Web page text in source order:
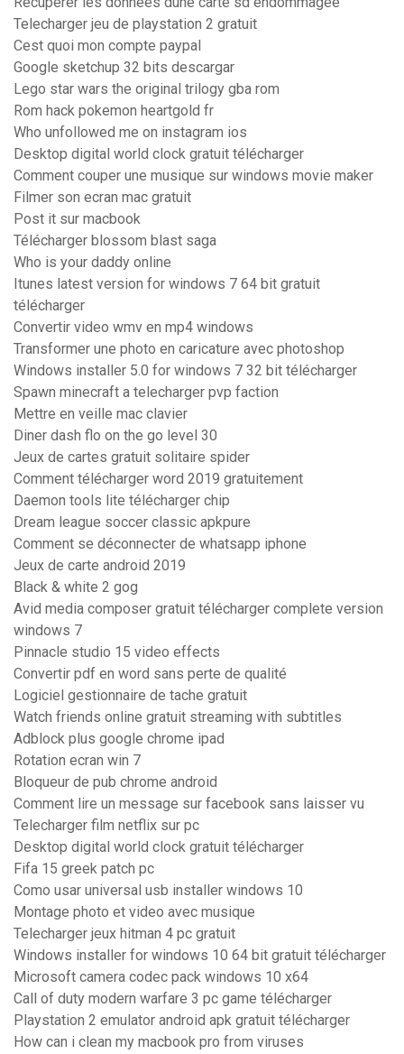
Telecharger jeu de playstation 2 gratuit
Cest quoi mon compte paypal
Google sketchup 32 bits descargar
Lego star wars the original trilogy gba rom
Rom hack pokemon heartgold fr
Who unfollowed me on instagram ios
Desktop digital world clock gratuit télécharger
Comment couper une musique sur windows movie maker
Filmer son ecran mac gratuit
Post it sur macbook
Télécharger blossom blast saga
Who is your daddy online
Itunes latest version for windows 7 64 bit gratuit
télécharger
Convertir video wmv en mp4 windows
Transformer une photo en caricature avec photoshop
Windows installer 5.0 for windows 7 32 bit télécharger
Spawn minecraft a telecharger pvp faction
Mettre en veille mac clavier
Diner dash flo on the go level 30
Jeux de cartes gratuit solitaire spider
Comment télécharger word 2019 gratuitement
Daemon tools lite télécharger chip
Dream league soccer classic apkpure
Comment se déconnecter de whatsapp iphone
Jeux de carte android 2019
Black & white 2 gog
Avid media composer gratuit télécharger complete version
windows 7
Pinnacle studio 15 video effects
Convertir pdf en word sans perte de qualité
Logiciel gestionnaire de tache gratuit
Watch friends online gratuit streaming with subtitles
Adblock plus google chrome ipad
Rotation ecran win 7
Bloqueur de pub chrome android
Comment lire un message sur facebook sans laisser vu
Telecharger film netflix sur pc
Desktop digital world clock gratuit télécharger
Fifa 15 greek patch pc
Como usar universal usb installer windows 10
Montage photo et video avec musique
Telecharger jeux hitman 4 pc gratuit
Windows installer for windows 10 64 bit gratuit télécharger
Microsoft camera codec pack windows 10 x64
Call of duty modern warfare 3 pc game télécharger
Playstation 2 emulator android apk gratuit télécharger
How can i clean my macbook pro from viruses